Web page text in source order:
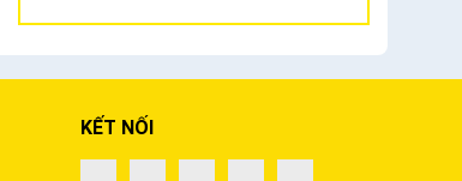
KẾT NỐI